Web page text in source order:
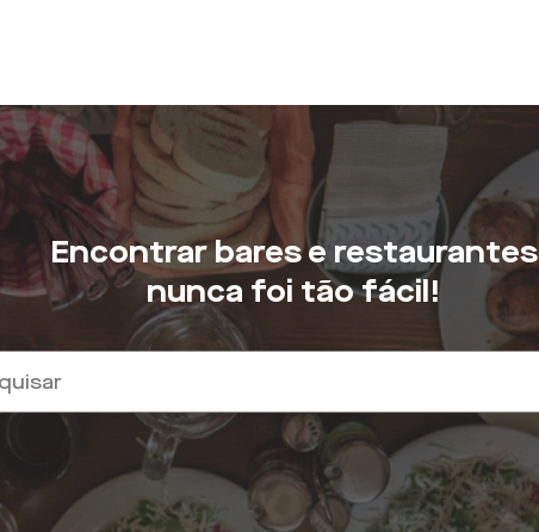
Encontrar bares e restaurantes
nunca foi tão fácil!